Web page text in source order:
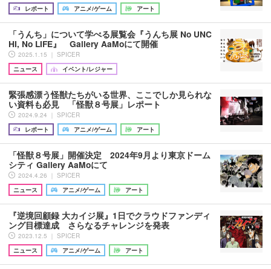
レポート
アニメ/ゲーム アート
「うんち」について学べる展覧会『うんち展 No UNC
HI, No LIFE』 Gallery AaMoにて開催
2025.1.15 ｜ SPICER
ニュース
イベント/レジャー
緊張感漂う怪獣たちがいる世界、ここでしか見られな
い資料も必見 「怪獣８号展」レポート
2024.9.24 ｜ SPICER
レポート
アニメ/ゲーム アート
「怪獣８号展」開催決定 2024年9月より東京ドーム
シティ Gallery AaMoにて
2024.4.26 ｜ SPICER
ニュース
アニメ/ゲーム アート
『逆境回顧録 大カイジ展』1日でクラウドファンディ
ング目標達成 さらなるチャレンジを発表
2023.12.5 ｜ SPICER
ニュース
アニメ/ゲーム アート